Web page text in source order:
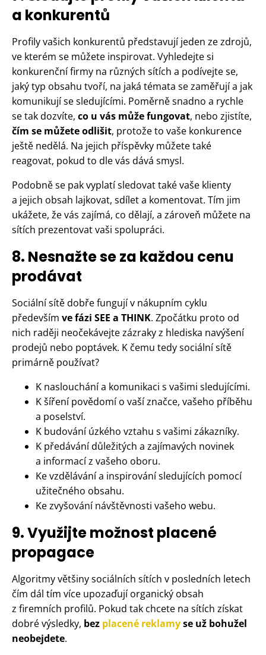
a konkurentů
Profily vašich konkurentů představují jeden ze zdrojů,
ve kterém se můžete inspirovat. Vyhledejte si
konkurenční firmy na různých sítích a podívejte se,
jaký typ obsahu tvoří, na jaká témata se zaměřují a jak
komunikují se sledujícími. Poměrně snadno a rychle
se tak dozvíte, co u vás může fungovat, nebo zjistíte,
čím se můžete odlišit, protože to vaše konkurence
ještě nedělá. Na jejich příspěvky můžete také
reagovat, pokud to dle vás dává smysl.
Podobně se pak vyplatí sledovat také vaše klienty
a jejich obsah lajkovat, sdílet a komentovat. Tím jim
ukážete, že vás zajímá, co dělají, a zároveň můžete na
sítích prezentovat vaši spolupráci.
8. Nesnažte se za každou cenu
prodávat
Sociální sítě dobře fungují v nákupním cyklu
především ve fázi SEE a THINK. Zpočátku proto od
nich raději neočekávejte zázraky z hlediska navýšení
prodejů nebo poptávek. K čemu tedy sociální sítě
primárně používat?
K naslouchání a komunikaci s vašimi sledujícími.
K šíření povědomí o vaší značce, vašeho příběhu
a poselství.
K budování úzkého vztahu s vašimi zákazníky.
K předávání důležitých a zajímavých novinek
a informací z vašeho oboru.
Ke vzdělávání a inspirování sledujících pomocí
užitečného obsahu.
Ke zvyšování návštěvnosti vašeho webu.
9. Využijte možnost placené
propagace
Algoritmy většiny sociálních sítích v posledních letech
čím dál tím více upozaďují organický obsah
z firemních profilů. Pokud tak chcete na sítích získat
dobré výsledky, bez placené reklamyse už bohužel
neobejdete.